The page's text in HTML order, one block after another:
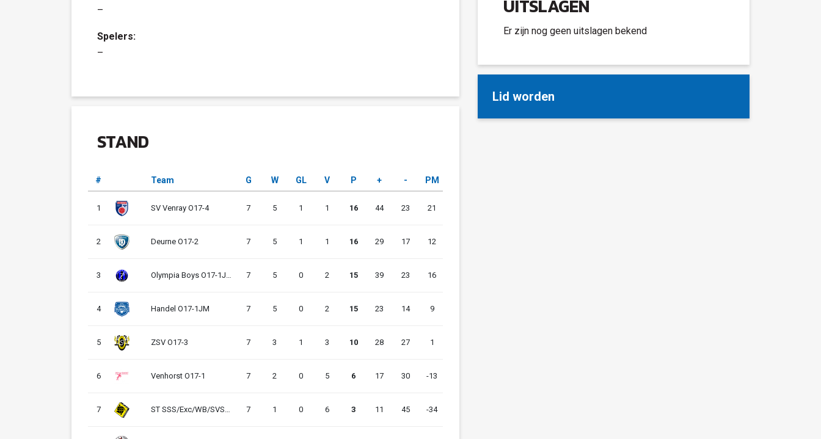
–
Spelers:
–
STAND
# Team G W GL V P + - PM
1 SV Venray O17-4 7 5 1 1 16 44 23 21
2 Deurne O17-2 7 5 1 1 16 29 17 12
3 Olympia Boys O17-1JM 7 5 0 2 15 39 23 16
4 Handel O17-1JM 7 5 0 2 15 23 14 9
5 ZSV O17-3 7 3 1 3 10 28 27 1
6 Venhorst O17-1 7 2 0 5 6 17 30 -13
7 ST SSS/Exc/WB/SVS/HSm O17-3JM 7 1 0 6 3 11 45 -34
UITSLAGEN
Er zijn nog geen uitslagen bekend
Lid worden